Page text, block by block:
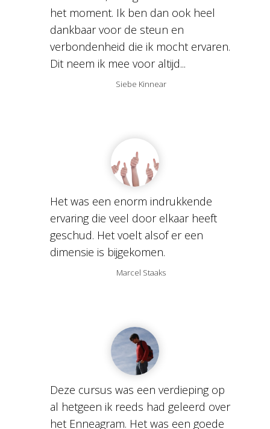
het moment. Ik ben dan ook heel
dankbaar voor de steun en
verbondenheid die ik mocht ervaren.
Dit neem ik mee voor altijd...
Siebe Kinnear
Het was een enorm indrukkende
ervaring die veel door elkaar heeft
geschud. Het voelt alsof er een
dimensie is bijgekomen.
Marcel Staaks
Deze cursus was een verdieping op
al hetgeen ik reeds had geleerd over
het Enneagram. Het was een goede